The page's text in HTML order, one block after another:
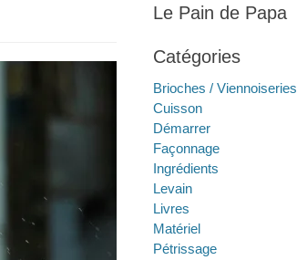
Le Pain de Papa
Catégories
Brioches / Viennoiseries
Cuisson
Démarrer
Façonnage
Ingrédients
Levain
Livres
Matériel
Pétrissage